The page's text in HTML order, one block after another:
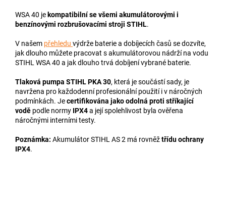
WSA 40 jekompatibilní se všemi akumulátorovými i
benzínovými rozbrušovacími stroji STIHL.
V našem přehledu výdrže baterie a dobíjecích časů se dozvíte,
jak dlouho můžete pracovat s akumulátorovou nádrží na vodu
STIHL WSA 40 a jak dlouho trvá dobíjení vybrané baterie.
Tlaková pumpa STIHL PKA 30, která je součástí sady, je
navržena pro každodenní profesionální použití i v náročných
podmínkách. Jecertifikována jako odolná proti stříkající
vodě podle normy IPX4a její spolehlivost byla ověřena
náročnými interními testy.
Poznámka: Akumulátor STIHL AS 2 má rovněžtřídu ochrany
IPX4.